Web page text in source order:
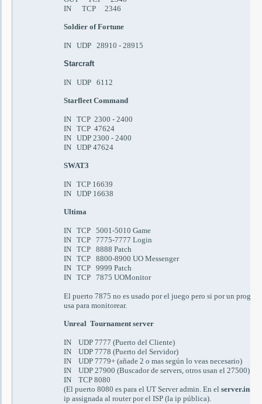
IN TCP 2346
Soldier of Fortune
IN UDP 28910 - 28915
Starcraft
IN UDP 6112
Starfleet Command
IN TCP 2300 - 2400
IN TCP 47624
IN UDP 2300 - 2400
IN UDP 47624
SWAT3
IN TCP 16639
IN UDP 16638
Ultima
IN TCP 5001-5010 Game
IN TCP 7775-7777 Login
IN TCP 8888 Patch
IN TCP 8800-8900 UO Messenger
IN TCP 9999 Patch
IN TCP 7875 UOMonitor
El puerto 7875 no es usado por el juego pero si por un
usa para monitorear.
Unreal Tournament server
IN UDP 7777 (Puerto del Cliente)
IN UDP 7778 (Puerto del Servidor)
IN UDP 7779+ (añade 2 o mas según lo veas necesario)
IN UDP 27900 (Buscador de servers, otros usan el 27500)
IN TCP 8080
(El puerto 8080 es para el UT Server admin. En el server.ini
ip assignada al router por el ISP (la ip pública).